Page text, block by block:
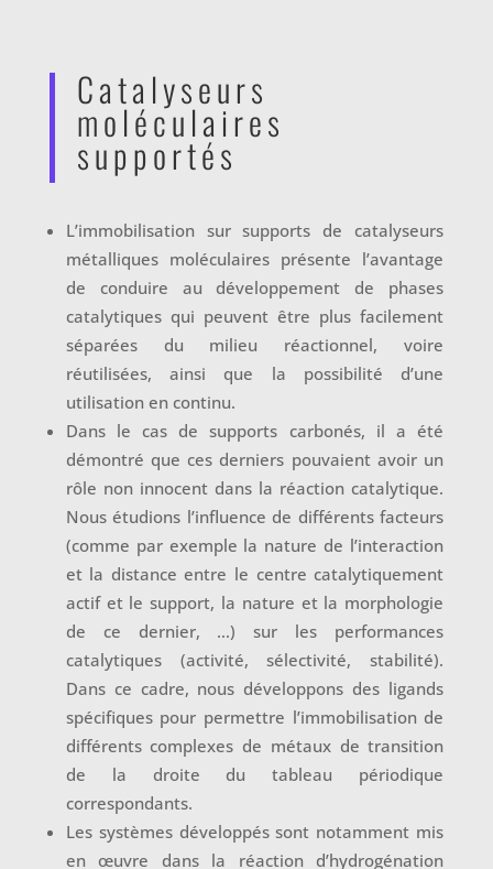
Catalyseurs
moléculaires
supportés
L’immobilisation sur supports de catalyseurs
métalliques moléculaires présente l’avantage
de conduire au développement de phases
catalytiques qui peuvent être plus facilement
séparées du milieu réactionnel, voire
réutilisées, ainsi que la possibilité d’une
utilisation en continu.
Dans le cas de supports carbonés, il a été
démontré que ces derniers pouvaient avoir un
rôle non innocent dans la réaction catalytique.
Nous étudions l’influence de différents facteurs
(comme par exemple la nature de l’interaction
et la distance entre le centre catalytiquement
actif et le support, la nature et la morphologie
de ce dernier, …) sur les performances
catalytiques (activité, sélectivité, stabilité).
Dans ce cadre, nous développons des ligands
spécifiques pour permettre l’immobilisation de
différents complexes de métaux de transition
de la droite du tableau périodique
correspondants.
Les systèmes développés sont notamment mis
en œuvre dans la réaction d’hydrogénation